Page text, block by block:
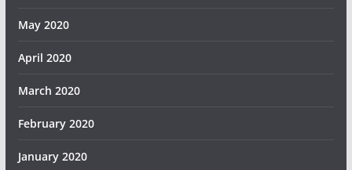
May 2020
April 2020
March 2020
February 2020
January 2020